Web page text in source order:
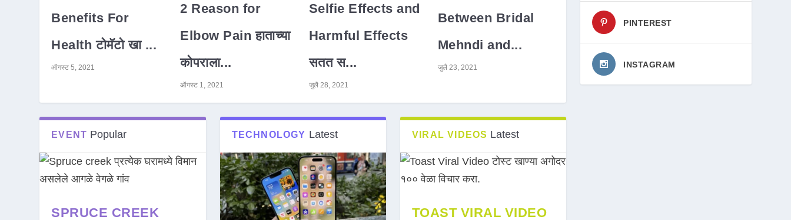
Benefits For
Health टोमॅटो खा ...
ऑगस्ट 5, 2021
2 Reason for
Elbow Pain हाताच्या
कोपराला...
ऑगस्ट 1, 2021
Selfie Effects and
Harmful Effects
सतत स...
जुलै 28, 2021
Between Bridal
Mehndi and...
जुलै 23, 2021
EVENT Popular
SPRUCE CREEK
TECHNOLOGY Latest VIRAL VIDEOS Latest
TOAST VIRAL VIDEO
PINTEREST
INSTAGRAM